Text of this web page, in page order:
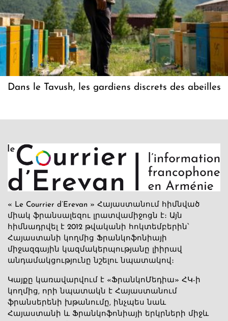
Dans le Tavush, les gardiens discrets des abeilles
« Le Courrier d’Erevan » Հայաստանում հիմնված
միակ ֆրանսալեզու լրատվամիջոցն է։ Այն
հիմնադրվել է 2012 թվականի հոկտեմբերին՝
Հայաստանի կողմից Ֆրանկոֆոնիայի
միջազգային կազմակերպությանը լիիրավ
անդամակցությունը նշելու նպատակով։
Կայքը կառավարվում է «ՖրանկոՄեդիա» ՀԿ-ի
կողմից, որի նպատակն է Հայաստանում
ֆրանսերենի խթանումը, ինչպես նաև
Հայաստանի և Ֆրանկոֆոնիայի երկրների միջև